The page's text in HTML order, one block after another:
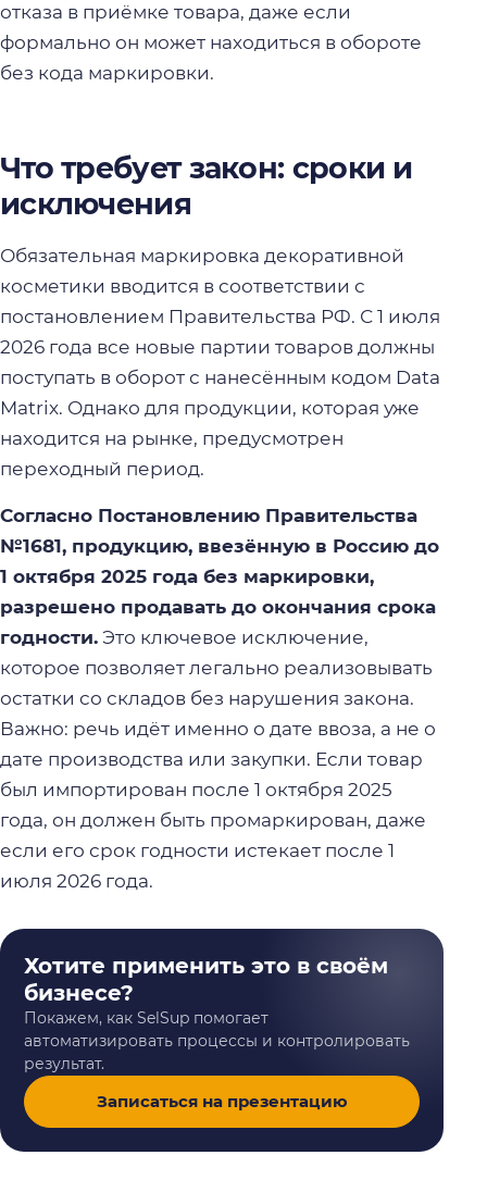
отказа в приёмке товара, даже если
формально он может находиться в обороте
без кода маркировки.
Что требует закон: сроки и
исключения
Обязательная маркировка декоративной
косметики вводится в соответствии с
постановлением Правительства РФ. С 1 июля
2026 года все новые партии товаров должны
поступать в оборот с нанесённым кодом Data
Matrix. Однако для продукции, которая уже
находится на рынке, предусмотрен
переходный период.
Согласно Постановлению Правительства
№1681, продукцию, ввезённую в Россию до
1 октября 2025 года без маркировки,
разрешено продавать до окончания срока
годности. Это ключевое исключение,
которое позволяет легально реализовывать
остатки со складов без нарушения закона.
Важно: речь идёт именно о дате ввоза, а не о
дате производства или закупки. Если товар
был импортирован после 1 октября 2025
года, он должен быть промаркирован, даже
если его срок годности истекает после 1
июля 2026 года.
Хотите применить это в своём
бизнесе?
Покажем, как SelSup помогает
автоматизировать процессы и контролировать
результат.
Записаться на презентацию